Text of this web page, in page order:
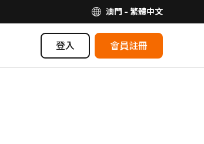
澳門 - 繁體中文
登入 會員註冊